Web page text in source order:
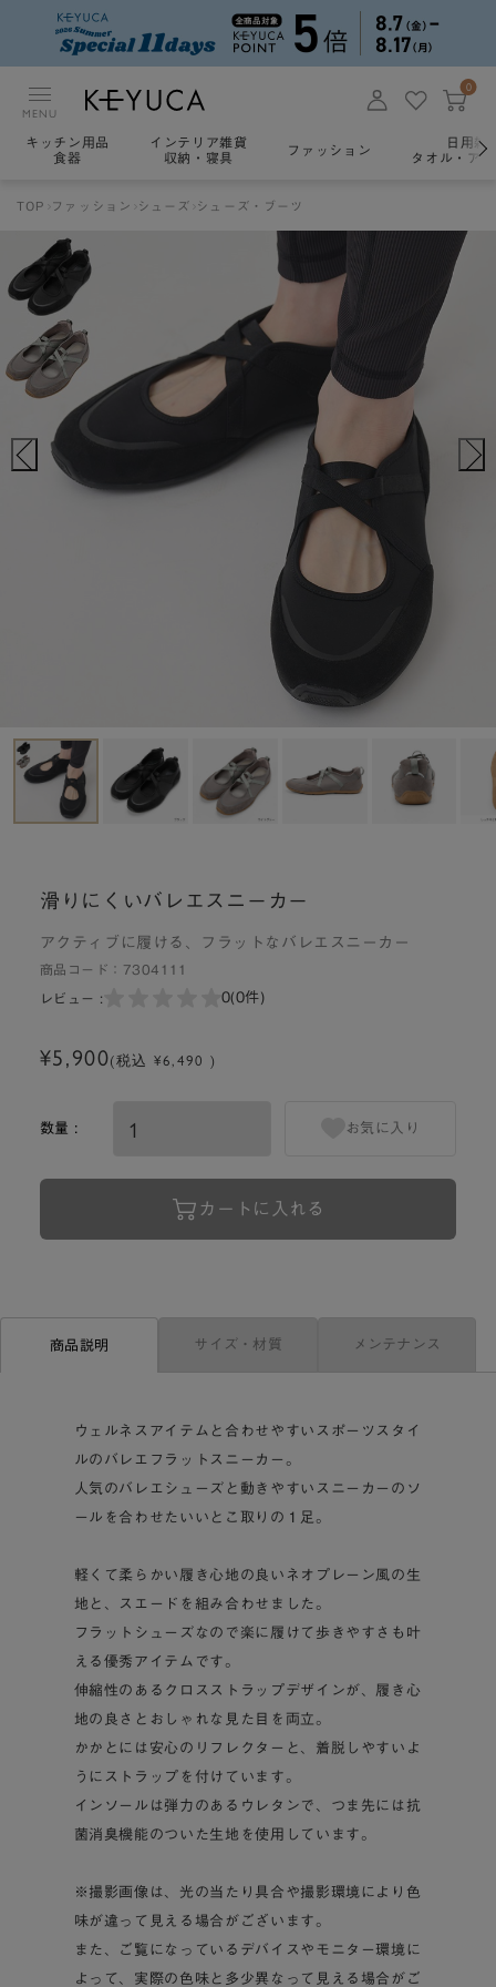
MENU
0
キッチン用品
食器
インテリア雑貨
収納・寝具
ファッション
日用雑
タオル・ア
TOP ファッション シューズ シューズ・ブーツ
滑りにくいバレエスニーカー
アクティブに履ける、フラットなバレエスニーカー
商品コード： 7304111
レビュー : 0(0件)
¥5,900(税込 ¥6,490 )
数量 :
カートに入れる
お気に入り
商品説明 サイズ・材質 メンテナンス
ウェルネスアイテムと合わせやすいスポーツスタイ
ルのバレエフラットスニーカー。
人気のバレエシューズと動きやすいスニーカーのソ
ールを合わせたいいとこ取りの１足。
軽くて柔らかい履き心地の良いネオプレーン風の生
地と、スエードを組み合わせました。
フラットシューズなので楽に履けて歩きやすさも叶
える優秀アイテムです。
伸縮性のあるクロスストラップデザインが、履き心
地の良さとおしゃれな見た目を両立。
かかとには安心のリフレクターと、着脱しやすいよ
うにストラップを付けています。
インソールは弾力のあるウレタンで、つま先には抗
菌消臭機能のついた生地を使用しています。
※撮影画像は、光の当たり具合や撮影環境により色
味が違って見える場合がございます。
また、ご覧になっているデバイスやモニター環境に
よって、実際の色味と多少異なって見える場合がご